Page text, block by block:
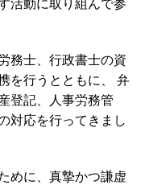
活動に取り組んで参
務士、行政書士の資
を行うとともに、 弁
登記、人事労務管
対応を行ってきまし
めに、真摯かつ謙虚